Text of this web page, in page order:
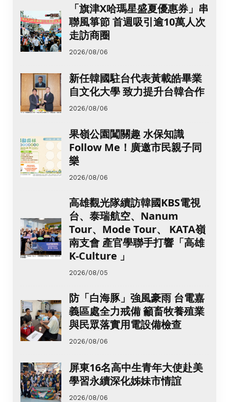
「旗津X哈瑪星盛夏優惠券」串
聯風箏節 首週吸引逾10萬人次
走訪商圈
2026/08/06
新任韓國駐台代表黃載皓畢業
自文化大學 致力提升台韓合作
2026/08/06
果嶺公園闖關趣 水保知識
Follow Me！廣邀市民親子同
樂
2026/08/06
高雄觀光隊續訪韓國KBS電視
台、泰瑞航空、Nanum
Tour、Mode Tour、 KATA嶺
南支會 產官學聯手打響「高雄
K-Culture 」
2026/08/05
防「白海豚」強風豪雨 台電嘉
義區處全力戒備 籲畜牧養殖業
與民眾落實用電設備檢查
2026/08/06
屏東16名高中生青年大使赴美
學習永續深化姊妹市情誼
2026/08/06